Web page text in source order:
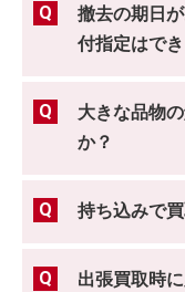
撤去の期日
付指定はで
大きな品物
か？
持ち込みで
出張買取時